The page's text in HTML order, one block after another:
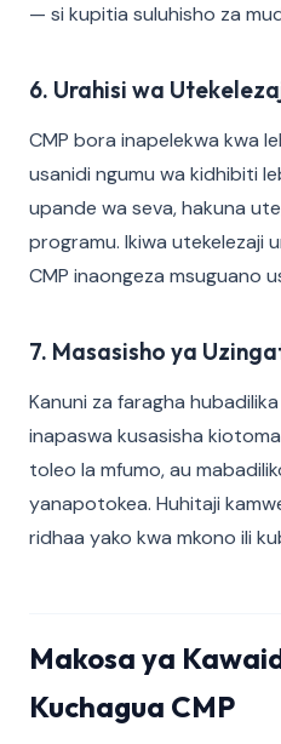
— si kupitia suluhisho za
6. Urahisi wa
CMP bora inapelekwa kwa
usanidi ngumu wa kidhibiti
upande wa seva, hakuna
programu. Ikiwa utekelezaji
CMP inaongeza msuguano
7. Masasisho ya
Kanuni za faragha
inapaswa kusasisha
toleo la mfumo, au
yanapotokea. Huhitaji
ridhaa yako kwa mkono ili
Makosa ya
Kuchagua CMP